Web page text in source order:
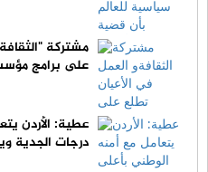
مشتركة
على برامج
عطية: الأردن
درجات الجدية